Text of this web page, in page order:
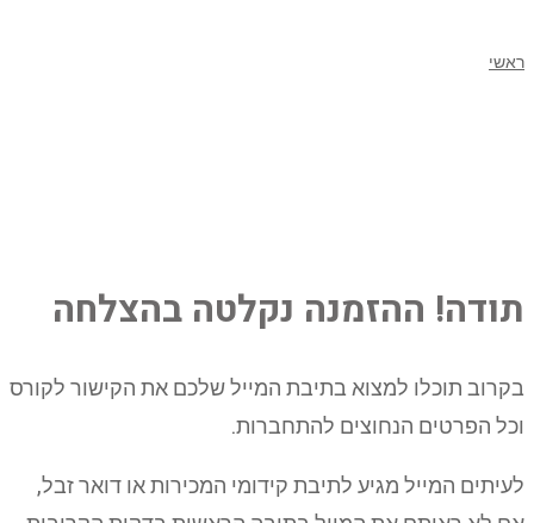
ראשי
תודה! ההזמנה נקלטה בהצלחה
בקרוב תוכלו למצוא בתיבת המייל שלכם את הקישור לקורס
וכל הפרטים הנחוצים להתחברות.
לעיתים המייל מגיע לתיבת קידומי המכירות או דואר זבל,